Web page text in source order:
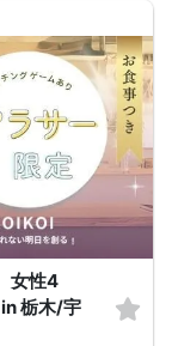
女性4
栃木/宇